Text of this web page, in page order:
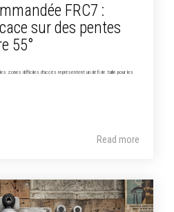
FRC7 :
sur des pentes
55°
zones difficiles d'accès représentent un défi de taille pour les
Read more